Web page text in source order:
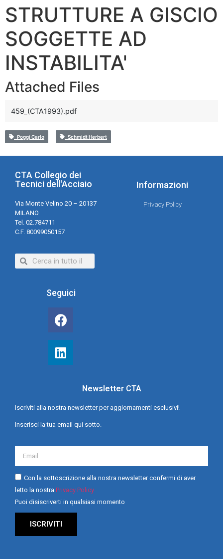
STRUTTURE A GISCIO
SOGGETTE AD
INSTABILITA'
Attached Files
459_(CTA1993).pdf
Poggi Carlo Schmidt Herbert
CTA Collegio dei
Tecnici dell'Acciaio
Via Monte Velino 20 – 20137
MILANO
Tel. 02.784711
C.F. 80099050157
Informazioni
Privacy Policy
Seguici
Newsletter CTA
Iscriviti alla nostra newsletter per aggiornamenti esclusivi!
Inserisci la tua email qui sotto.
Con la sottoscrizione alla nostra newsletter confermi di aver
letto la nostra Privacy Policy
Puoi disiscriverti in qualsiasi momento
ISCRIVITI